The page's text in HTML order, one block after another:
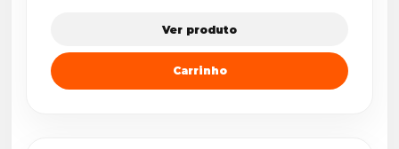
Ver produto
Carrinho